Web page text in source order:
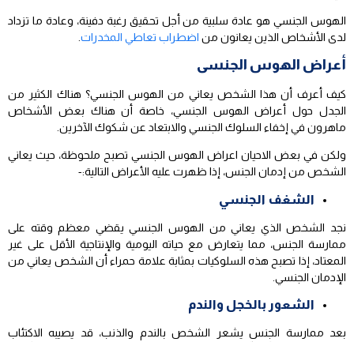
الهوس الجنسي هو عادة سلبية من أجل تحقيق رغبة دفينة، وعادة ما تزداد
لدى الأشخاص الذين يعانون من اضطراب تعاطي المخدرات
أعراض الهوس الجنسى
كيف أعرف أن هذا الشخص يعاني من الهوس الجنسي؟ هناك الكثير من
الجدل حول أعراض الهوس الجنسي، خاصة أن هناك بعض الأشخاص
ماهرون في إخفاء السلوك الجنسي والابتعاد عن شكوك الآخرين.
ولكن في بعض الاحيان اعراض الهوس الجنسي تصبح ملحوظة، حيث يعاني
الشخص من إدمان الجنس، إذا ظهرت عليه الأعراض التالية:-
الشغف الجنسي
نجد الشخص الذي يعاني من الهوس الجنسي يقضي معظم وقته على
ممارسة الجنس، مما يتعارض مع حياته اليومية والإنتاجية الأقل على غير
المعتاد، إذا تصبح هذه السلوكيات بمثابة علامة حمراء أن الشخص يعاني من
الإدمان الجنسي.
الشعور بالخجل والندم
بعد ممارسة الجنس يشعر الشخص بالندم والذنب، قد يصيبه الاكتئاب